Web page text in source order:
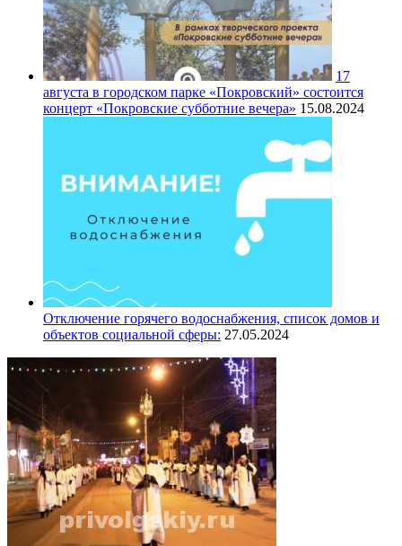
17
августа в городском парке «Покровский» состоится
концерт «Покровские субботние вечера» 15.08.2024
Отключение горячего водоснабжения, список домов и
объектов социальной сферы: 27.05.2024